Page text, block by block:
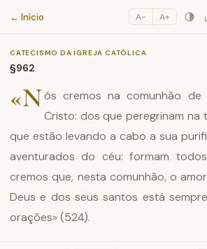
Catecismo da
← Início A− A+
CATECISMO DA IGREJA CATÓLICA
§962
«Nós cremos na comunhão
Cristo: dos que peregrinam na
que estão levando a cabo a sua
aventurados do céu: formam
cremos que, nesta comunhão, o
Deus e dos seus santos está
orações» (524).